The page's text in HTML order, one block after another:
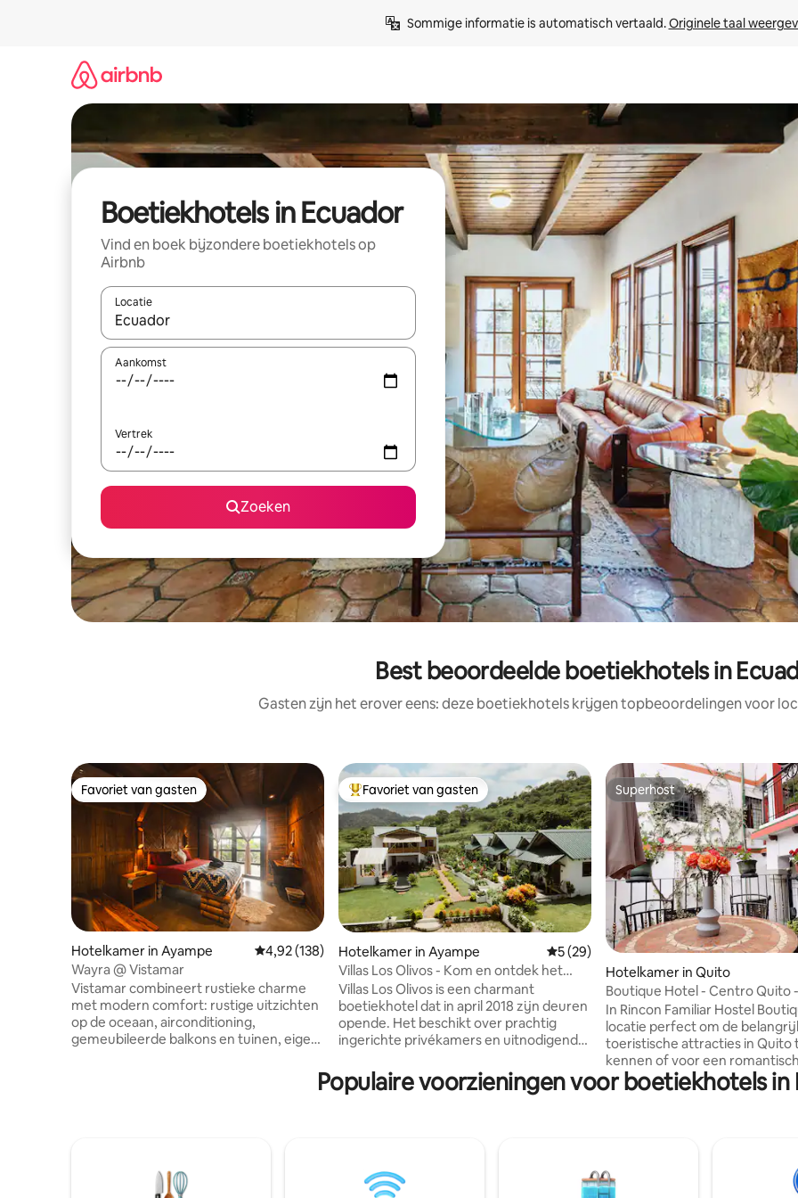
Sommige informatie is automatisch vertaald. Originele taal
Boetiekhotels in Ecuador
Vind en boek bijzondere boetiekhotels op
Airbnb
Locatie
Wanneer er resultaten beschikbaar zijn, maak je een keuze met je de pijltjestoetsen omhoog en omlaag, óf door te
Aankomst
Vertrek
Zoeken
Best beoordeelde boetiekhotels in
Gasten zijn het erover eens: deze boetiekhotels krijgen topbeoordelingen voor
Favoriet van gasten
Favoriet van gasten
Hotelkamer in Ayampe Gemiddelde beoordeling van 4,92 op 5, 138 recensies
4,92 (138)
Wayra @ Vistamar
Vistamar combineert rustieke charme
met modern comfort: rustige uitzichten
op de oceaan, airconditioning,
gemeubileerde balkons en tuinen, eigen
dagelijkse yoga met een episch uitzicht.
Gelegen in de stad Ayampe, recht voor
Topfavoriet van gasten
Favoriet van gasten
Hotelkamer in Ayampe Gemiddelde beoordeling van 5 op 5, 29
5 (29)
Villas Los Olivos - Kom en ontdek het
paradijs!
Villas Los Olivos is een charmant
boetiekhotel dat in april 2018 zijn deuren
opende. Het beschikt over prachtig
ingerichte privékamers en uitnodigende
combineren met rustieke elegantie en
een vleugje architectonische flair. Op
levendige tuin en ontspannen bij het
buitenzwembad. Villas Los Olivos is echt
Superhost
Superhost
Hotelkamer in Quito
Boutique Hotel - Centro Quito
Eenpersoonskamer
In Rincon Familiar Hostel
locatie perfect om de
toeristische attracties in Quito
kennen of voor een
Eenpersoonskamer met privé
en warm water en uitzicht.
handdoeken, WIFI. Het zal zeer
Populaire voorzieningen voor boetiekhotels in